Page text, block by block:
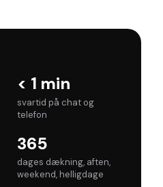
< 1 min
svartid på chat og
telefon
365
dages dækning, aften,
weekend, helligdage